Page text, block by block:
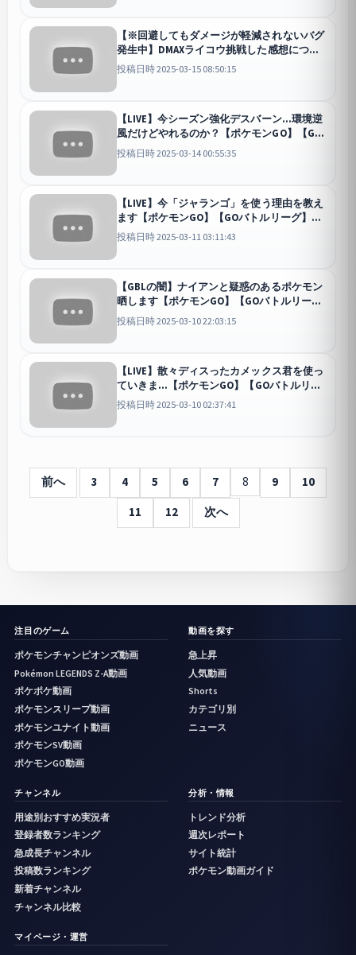
【※回避してもダメージが軽減されないバグ
発生中】DMAXライコウ挑戦した感想につい
て【ポケモンGO】【GOバトルリーグ】【マ
ックスバトル】
投稿日時 2025-03-15 08:50:15
【LIVE】今シーズン強化デスバーン...環境逆
風だけどやれるのか？【ポケモンGO】【GO
バトルリーグ】【ハイパーリーグ】
投稿日時 2025-03-14 00:55:35
【LIVE】今「ジャランゴ」を使う理由を教え
ます【ポケモンGO】【GOバトルリーグ】
【スーパーリーグ】
GO
投稿日時 2025-03-11 03:11:43
【GBLの闇】ナイアンと疑惑のあるポケモン
晒します【ポケモンGO】【GOバトルリー
グ】【スーパーリーグ】
投稿日時 2025-03-10 22:03:15
【LIVE】散々ディスったカメックス君を使っ
ていきま...【ポケモンGO】【GOバトルリー
グ】【スーパーリーグ】
投稿日時 2025-03-10 02:37:41
前へ 3 4 5 6 7 8 9
10
11
12 次へ
注目のゲーム
ポケモンチャンピオンズ動画
Pokémon LEGENDS Z-A動画
ポケポケ動画
ポケモンスリープ動画
ポケモンユナイト動画
ポケモンSV動画
ポケモンGO動画
動画を探す
急上昇
人気動画
Shorts
カテゴリ別
ニュース
チャンネル
用途別おすすめ実況者
登録者数ランキング
急成長チャンネル
投稿数ランキング
新着チャンネル
チャンネル比較
分析・情報
トレンド分析
週次レポート
サイト統計
ポケモン動画ガイド
マイページ・運営